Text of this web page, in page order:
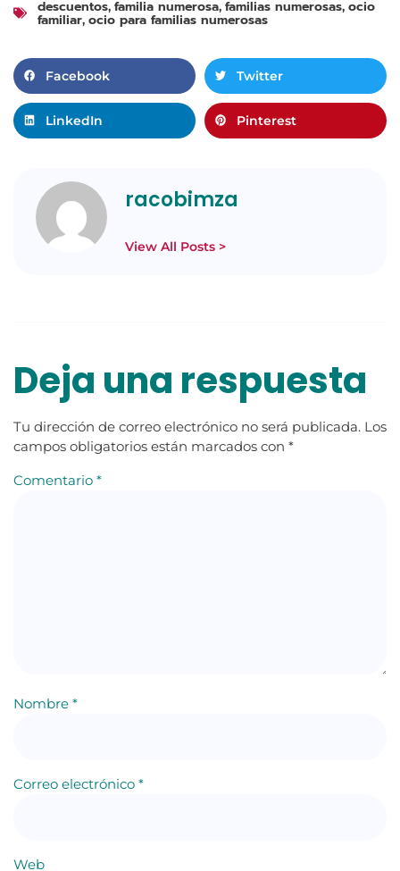
descuentos, familia numerosa, familias numerosas, ocio
familiar, ocio para familias numerosas
Facebook Twitter
LinkedIn Pinterest
racobimza
View All Posts >
Deja una respuesta
Tu dirección de correo electrónico no será publicada. Los
campos obligatorios están marcados con *
Comentario *
Nombre *
Correo electrónico *
Web